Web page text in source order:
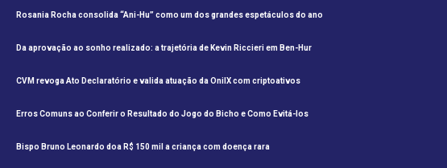
Rosania Rocha consolida “Ani-Hu” como um dos grandes espetáculos do ano
Da aprovação ao sonho realizado: a trajetória de Kevin Riccieri em Ben-Hur
CVM revoga Ato Declaratório e valida atuação da OnilX com criptoativos
Erros Comuns ao Conferir o Resultado do Jogo do Bicho e Como Evitá-los
Bispo Bruno Leonardo doa R$ 150 mil a criança com doença rara